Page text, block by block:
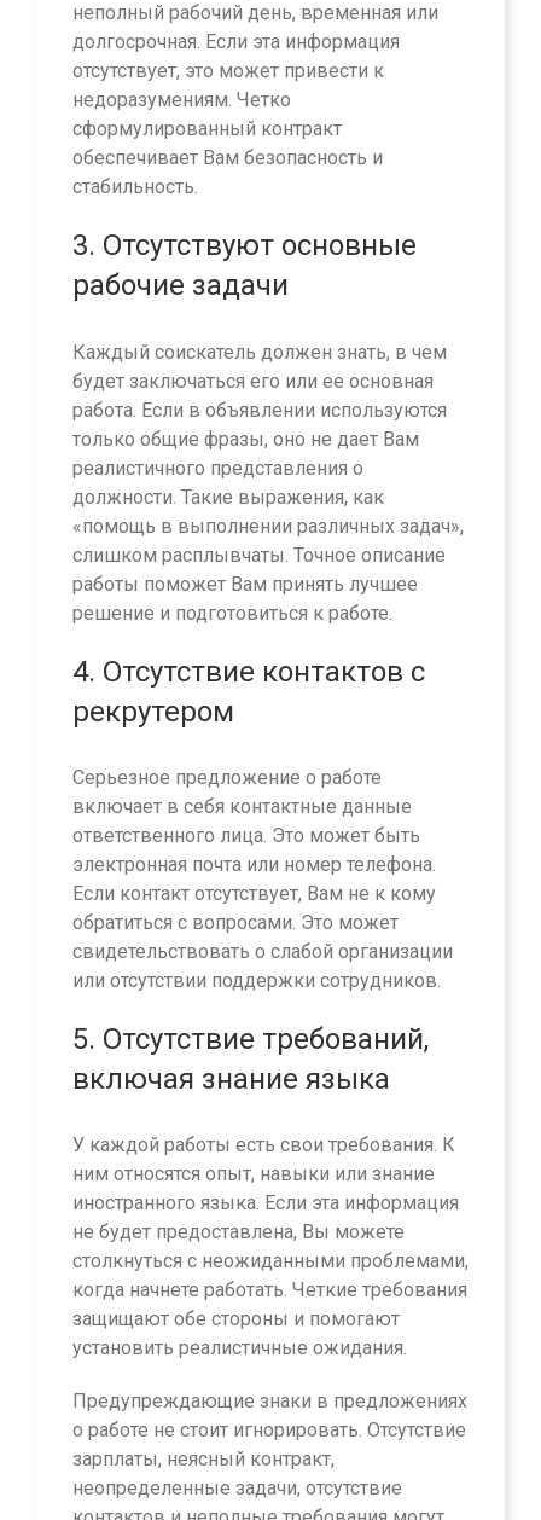
неполный рабочий день, временная или
долгосрочная. Если эта информация
отсутствует, это может привести к
недоразумениям. Четко
сформулированный контракт
обеспечивает Вам безопасность и
стабильность.
3. Отсутствуют основные
рабочие задачи
Каждый соискатель должен знать, в чем
будет заключаться его или ее основная
работа. Если в объявлении используются
только общие фразы, оно не дает Вам
реалистичного представления о
должности. Такие выражения, как
«помощь в выполнении различных задач»,
слишком расплывчаты. Точное описание
работы поможет Вам принять лучшее
решение и подготовиться к работе.
4. Отсутствие контактов с
рекрутером
Серьезное предложение о работе
включает в себя контактные данные
ответственного лица. Это может быть
электронная почта или номер телефона.
Если контакт отсутствует, Вам не к кому
обратиться с вопросами. Это может
свидетельствовать о слабой организации
или отсутствии поддержки сотрудников.
5. Отсутствие требований,
включая знание языка
У каждой работы есть свои требования. К
ним относятся опыт, навыки или знание
иностранного языка. Если эта информация
не будет предоставлена, Вы можете
столкнуться с неожиданными проблемами,
когда начнете работать. Четкие требования
защищают обе стороны и помогают
установить реалистичные ожидания.
Предупреждающие знаки в предложениях
о работе не стоит игнорировать. Отсутствие
зарплаты, неясный контракт,
неопределенные задачи, отсутствие